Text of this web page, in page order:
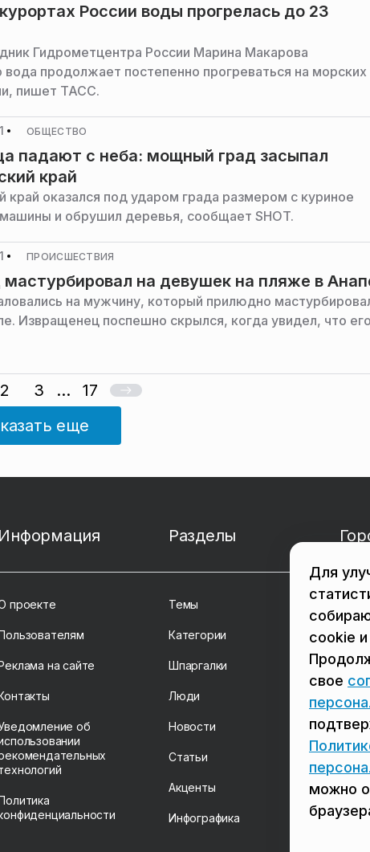
России воды прогрелась до 23
Гидрометцентра России Марина Макарова
вода продолжает постепенно прогреваться на морских
пишет ТАСС.
ОБЩЕСТВО
падают с неба: мощный град засыпал
край
край оказался под ударом града размером с куриное
и обрушил деревья, сообщает SHOT.
ПРОИСШЕСТВИЯ
на девушек на пляже в
на мужчину, который прилюдно
Извращенец поспешно скрылся, когда увидел, что его
2 3 ...
17
еще
Информация
проекте
на сайте
об
Разделы
Темы
Категории
Шпаргалки
Люди
Новости
Статьи
Акценты
Инфографика
в
в
в
Для
cookie
свое
можно